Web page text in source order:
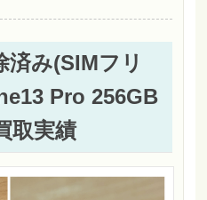
済み(SIMフリ
Pro 256GB
取実績